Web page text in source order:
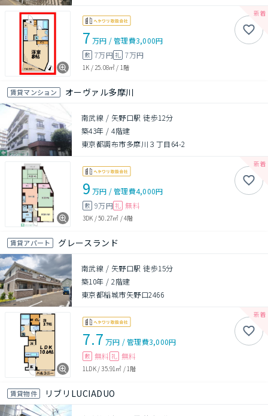
7 万円 /管理費3,000円
敷 7万円礼 7万円
1K /25.08㎡ / 1階
賃貸マンション オーヴァル多摩川
南武線 / 矢野口駅 徒歩12分
築43年 /4階建
東京都調布市多摩川３丁目64-2
9 万円 /管理費4,000円
敷 9万円 礼 無料
3DK /50.27㎡ /4階
賃貸アパート グレースランド
南武線 / 矢野口駅 徒歩15分
築10年 /2階建
東京都稲城市矢野口2466
7.7 万円 /管理費3,000円
敷 無料 礼 無料
1LDK/35.91㎡ /1階
賃貸物件 リブリLUCIADUO